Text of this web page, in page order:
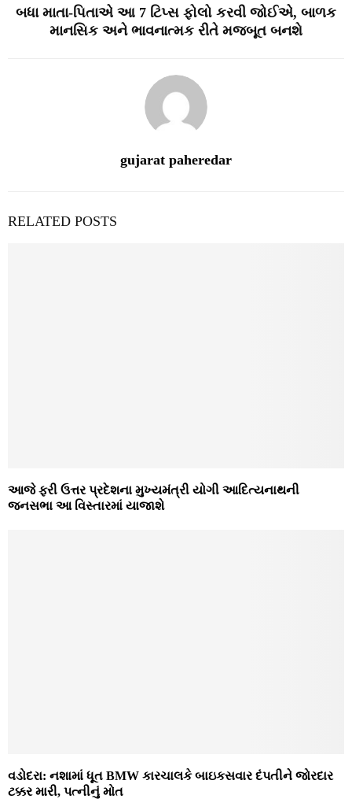
બધા માતા-પિતાએ આ 7 ટિપ્સ ફોલો કરવી જોઈએ, બાળક
માનસિક અને ભાવનાત્મક રીતે મજબૂત બનશે
gujarat paheredar
RELATED POSTS
આજે ફરી ઉત્તર પ્રદેશના મુખ્યમંત્રી યોગી આદિત્યનાથની
જનસભા આ વિસ્તારમાં યાજાશે
વડોદરા: નશામાં ધૂત BMW કારચાલકે બાઇકસવાર દંપતીને જોરદાર
ટક્કર મારી, પત્નીનું મોત